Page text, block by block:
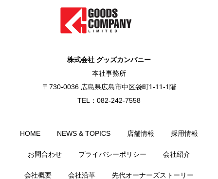
株式会社 グッズカンパニー
本社事務所
〒730-0036 広島県広島市中区袋町1-11-1階
TEL：082-242-7558
HOME NEWS & TOPICS 店舗情報 採用情報
お問合わせ プライバシーポリシー 会社紹介
会社概要 会社沿革 先代オーナーズストーリー